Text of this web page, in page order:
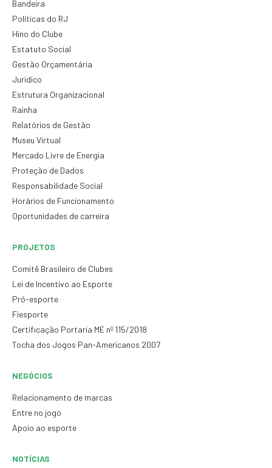
Bandeira
Políticas do RJ
Hino do Clube
Estatuto Social
Gestão Orçamentária
Jurídico
Estrutura Organizacional
Rainha
Relatórios de Gestão
Museu Virtual
Mercado Livre de Energia
Proteção de Dados
Responsabilidade Social
Horários de Funcionamento
Oportunidades de carreira
PROJETOS
Comitê Brasileiro de Clubes
Lei de Incentivo ao Esporte
Pró-esporte
Fiesporte
Certificação Portaria ME nº 115/2018
Tocha dos Jogos Pan-Americanos 2007
NEGÓCIOS
Relacionamento de marcas
Entre no jogo
Apoio ao esporte
NOTÍCIAS